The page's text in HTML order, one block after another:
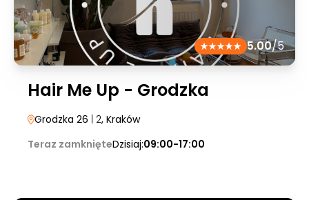
5.00/5
Hair Me Up - Grodzka
Grodzka 26 | 2, Kraków
Teraz zamknięteDzisiaj:09:00-17:00